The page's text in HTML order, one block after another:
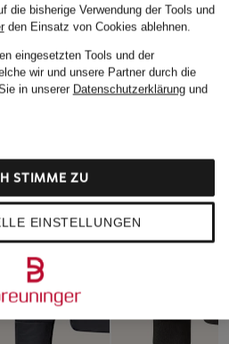
die bisherige Verwendung der Tools und
den Einsatz von Cookies ablehnen.
eingesetzten Tools und der
wir und unsere Partner durch die
in unserer Datenschutzerklärungund
EINSTELLUNGEN
STIMME ZU